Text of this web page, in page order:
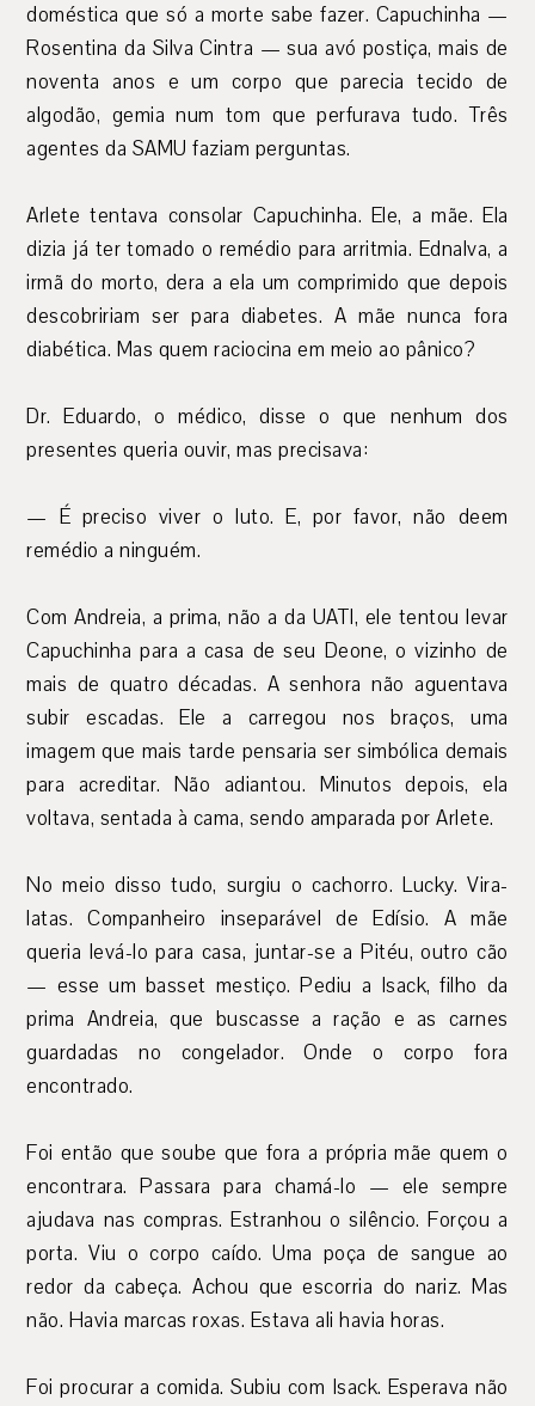
doméstica que só a morte sabe fazer. Capuchinha —
Rosentina da Silva Cintra — sua avó postiça, mais de
noventa anos e um corpo que parecia tecido de
algodão, gemia num tom que perfurava tudo. Três
agentes da SAMU faziam perguntas.
Arlete tentava consolar Capuchinha. Ele, a mãe. Ela
dizia já ter tomado o remédio para arritmia. Ednalva, a
irmã do morto, dera a ela um comprimido que depois
descobririam ser para diabetes. A mãe nunca fora
diabética. Mas quem raciocina em meio ao pânico?
Dr. Eduardo, o médico, disse o que nenhum dos
presentes queria ouvir, mas precisava:
— É preciso viver o luto. E, por favor, não deem
remédio a ninguém.
Com Andreia, a prima, não a da UATI, ele tentou levar
Capuchinha para a casa de seu Deone, o vizinho de
mais de quatro décadas. A senhora não aguentava
subir escadas. Ele a carregou nos braços, uma
imagem que mais tarde pensaria ser simbólica demais
para acreditar. Não adiantou. Minutos depois, ela
voltava, sentada à cama, sendo amparada por Arlete.
No meio disso tudo, surgiu o cachorro. Lucky. Vira-
latas. Companheiro inseparável de Edísio. A mãe
queria levá-lo para casa, juntar-se a Pitéu, outro cão
— esse um basset mestiço. Pediu a Isack, filho da
prima Andreia, que buscasse a ração e as carnes
guardadas no congelador. Onde o corpo fora
encontrado.
Foi então que soube que fora a própria mãe quem o
encontrara. Passara para chamá-lo — ele sempre
ajudava nas compras. Estranhou o silêncio. Forçou a
porta. Viu o corpo caído. Uma poça de sangue ao
redor da cabeça. Achou que escorria do nariz. Mas
não. Havia marcas roxas. Estava ali havia horas.
Foi procurar a comida. Subiu com Isack. Esperava não